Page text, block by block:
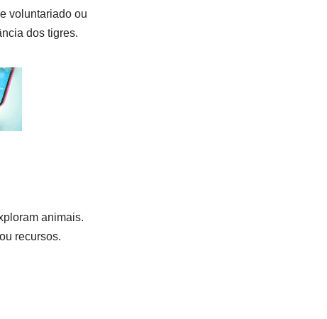
voluntariado ou
dos tigres.
animais.
recursos.